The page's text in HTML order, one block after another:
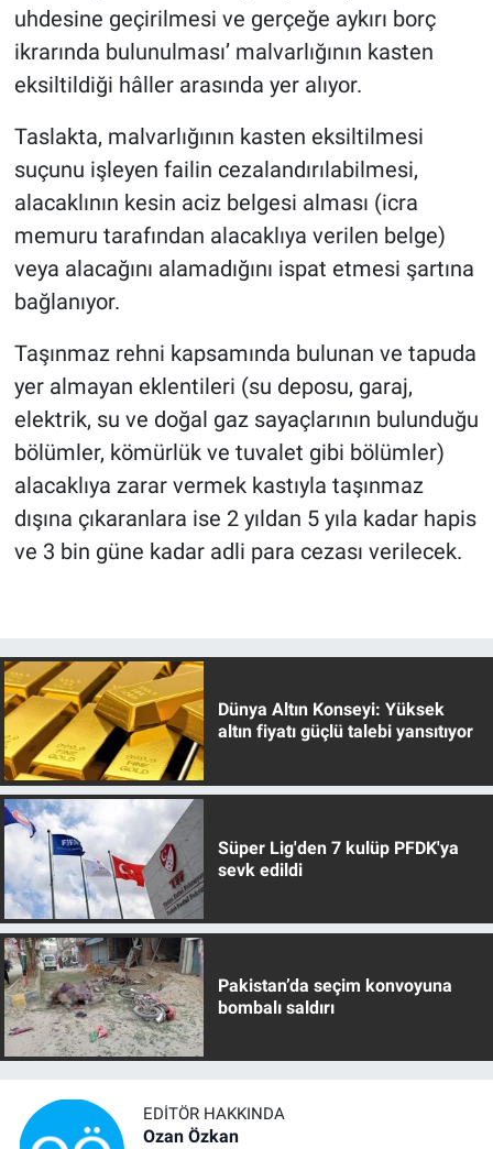
uhdesine geçirilmesi ve gerçeğe aykırı borç
ikrarında bulunulması’ malvarlığının kasten
eksiltildiği hâller arasında yer alıyor.
Taslakta, malvarlığının kasten eksiltilmesi
suçunu işleyen failin cezalandırılabilmesi,
alacaklının kesin aciz belgesi alması (icra
memuru tarafından alacaklıya verilen belge)
veya alacağını alamadığını ispat etmesi şartına
bağlanıyor.
Taşınmaz rehni kapsamında bulunan ve tapuda
yer almayan eklentileri (su deposu, garaj,
elektrik, su ve doğal gaz sayaçlarının bulunduğu
bölümler, kömürlük ve tuvalet gibi bölümler)
alacaklıya zarar vermek kastıyla taşınmaz
dışına çıkaranlara ise 2 yıldan 5 yıla kadar hapis
ve 3 bin güne kadar adli para cezası verilecek.
Dünya Altın Konseyi: Yüksek
altın fiyatı güçlü talebi yansıtıyor
Süper Lig'den 7 kulüp PFDK'ya
sevk edildi
Pakistan’da seçim konvoyuna
bombalı saldırı
EDITÖR HAKKINDA
Ozan Özkan